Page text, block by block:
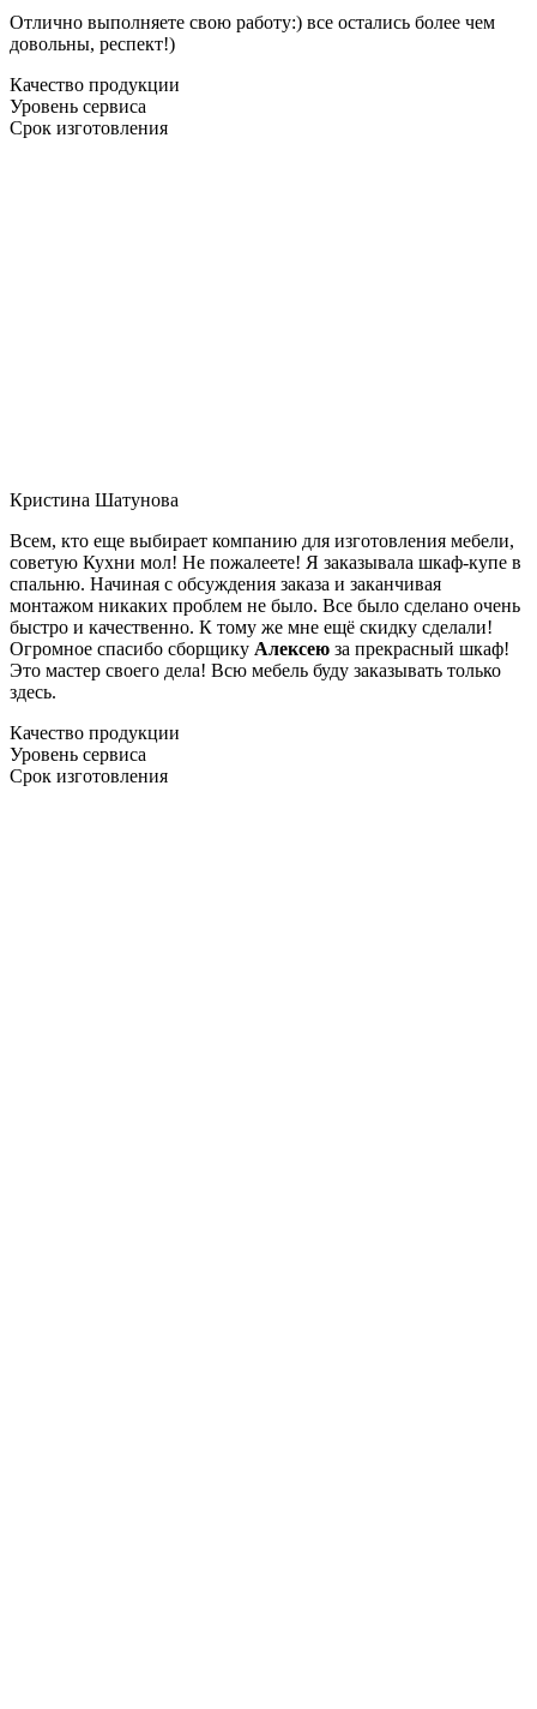
Отлично выполняете свою работу:) все остались более чем
довольны, респект!)
Качество продукции
Уровень сервиса
Срок изготовления
Кристина Шатунова
Всем, кто еще выбирает компанию для изготовления мебели,
советую Кухни мол! Не пожалеете! Я заказывала шкаф-купе в
спальню. Начиная с обсуждения заказа и заканчивая
монтажом никаких проблем не было. Все было сделано очень
быстро и качественно. К тому же мне ещё скидку сделали!
Огромное спасибо сборщику Алексею за прекрасный шкаф!
Это мастер своего дела! Всю мебель буду заказывать только
здесь.
Качество продукции
Уровень сервиса
Срок изготовления